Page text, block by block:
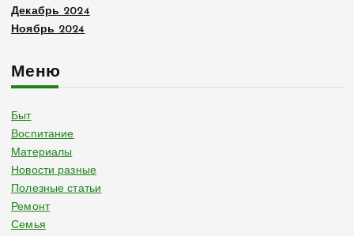
Декабрь 2024
Ноябрь 2024
Меню
Быт
Воспитание
Материалы
Новости разные
Полезные статьи
Ремонт
Семья